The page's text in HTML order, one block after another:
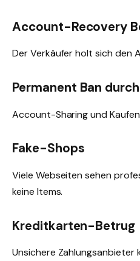
Account-Recovery
Der Verkäufer holt sich den
Permanent Ban
Account-Sharing und
Fake-Shops
Viele Webseiten sehen
keine Items.
Kreditkarten-Betrug
Unsichere Zahlungsanbieter